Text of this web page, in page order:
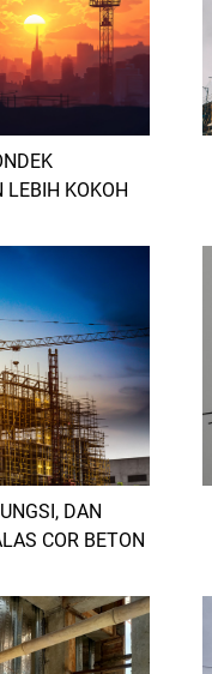
LEBIH KOKOH
DAN
COR BETON